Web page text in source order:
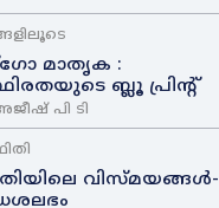
മാതൃക :
ബ്ലൂ പ്രിന്റ്
പി ടി
വിസ്മയങ്ങൾ-